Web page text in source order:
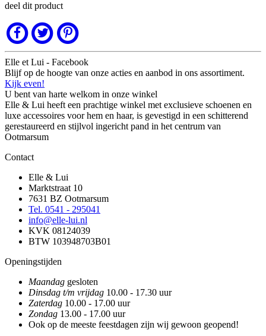
deel dit product
Elle et Lui - Facebook
Blijf op de hoogte van onze acties en aanbod in ons assortiment.
Kijk even!
U bent van harte welkom in onze winkel
Elle & Lui heeft een prachtige winkel met exclusieve schoenen en
luxe accessoires voor hem en haar, is gevestigd in een schitterend
gerestaureerd en stijlvol ingericht pand in het centrum van
Ootmarsum
Contact
Elle & Lui
Marktstraat 10
7631 BZ Ootmarsum
Tel. 0541 - 295041
info@elle-lui.nl
KVK 08124039
BTW 103948703B01
Openingstijden
Maandag gesloten
Dinsdag t/m vrijdag 10.00 - 17.30 uur
Zaterdag 10.00 - 17.00 uur
Zondag 13.00 - 17.00 uur
Ook op de meeste feestdagen zijn wij gewoon geopend!